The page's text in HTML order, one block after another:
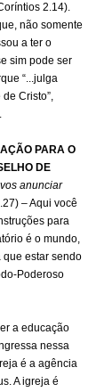
2.14).
não somente
a ter o
sim pode ser
“...julga
de Cristo”,
PARA O
DE
anunciar
– Aqui você
para
é o mundo,
que estar sendo
Poderoso
a educação
nessa
é a agência
A igreja é